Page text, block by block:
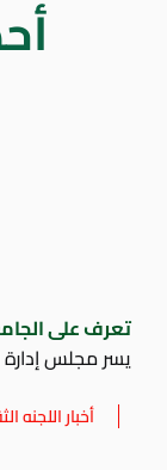
تعرف على
يسر مجلس إدارة
أخبار اللجنه